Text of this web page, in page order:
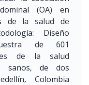
(OA) en
de la salud de
Diseño
de 601
de la salud
sanos, de dos
Colombia